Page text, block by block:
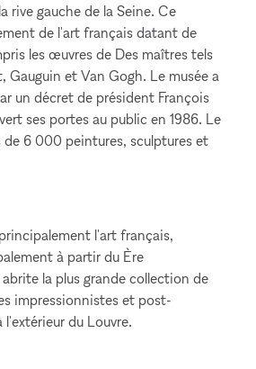
rive gauche de la Seine. Ce
de l'art français datant de
les œuvres de Des maîtres tels
Gauguin et Van Gogh. Le musée a
un décret de président François
ses portes au public en 1986. Le
de 6 000 peintures, sculptures et
l'art français,
à partir du Ère
la plus grande collection de
impressionnistes et post-
du Louvre.